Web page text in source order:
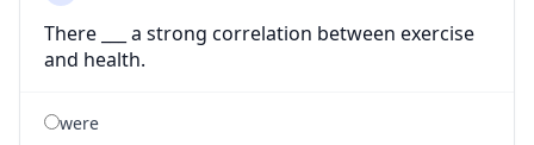
There ___ a strong correlation between exercise
and health.
were